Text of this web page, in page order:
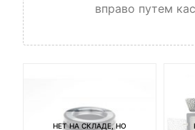
вправо путем
НЕТ НА СКЛАДЕ, НО